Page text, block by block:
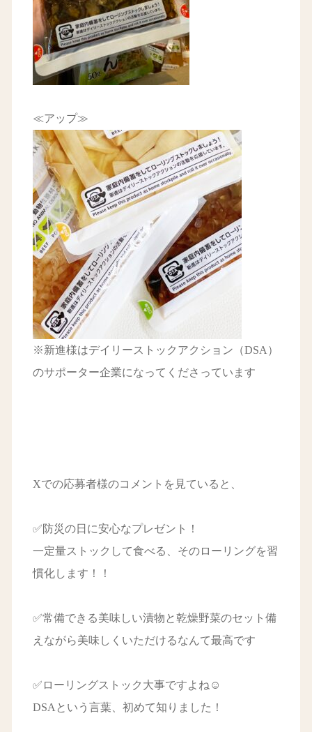
≪アップ≫
※新進様はデイリーストックアクション（DSA）
のサポーター企業になってくださっています
Xでの応募者様のコメントを見ていると、
✅防災の日に安心なプレゼント！
一定量ストックして食べる、そのローリングを習
慣化します！！
✅常備できる美味しい漬物と乾燥野菜のセット備
えながら美味しくいただけるなんて最高です
✅ローリングストック大事ですよね☺️
DSAという言葉、初めて知りました！